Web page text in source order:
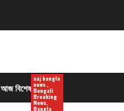
আজ বিশেষ
aaj bangla
news ,
Bengali
Breaking
News,
Bangla